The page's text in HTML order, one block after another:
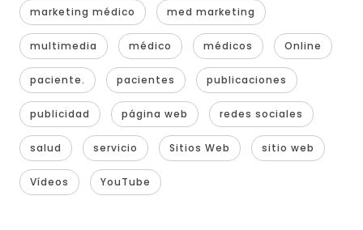
marketing médico med marketing
multimedia médico médicos Online
paciente. pacientes publicaciones
publicidad página web redes sociales
salud servicio Sitios Web sitio web
Vídeos YouTube